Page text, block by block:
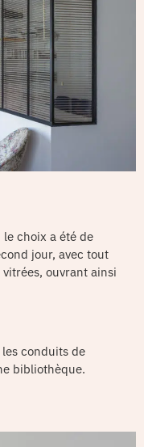
choix a été de
jour, avec tout
ouvrant ainsi
conduits de
bibliothèque.